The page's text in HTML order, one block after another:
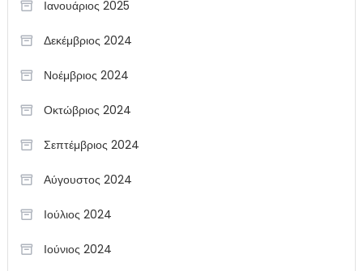
Ιανουάριος 2025
Δεκέμβριος 2024
Νοέμβριος 2024
Οκτώβριος 2024
Σεπτέμβριος 2024
Αύγουστος 2024
Ιούλιος 2024
Ιούνιος 2024